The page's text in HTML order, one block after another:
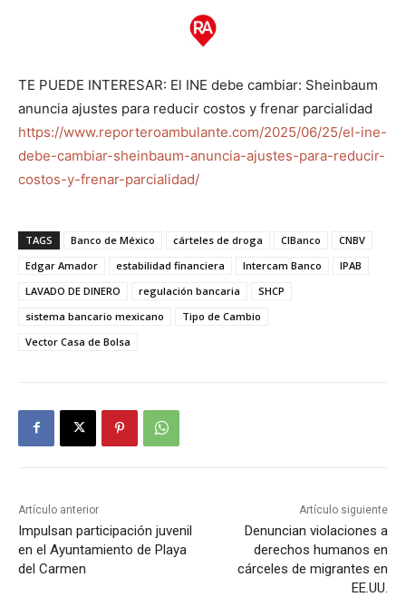
TE PUEDE INTERESAR: El INE debe cambiar: Sheinbaum
anuncia ajustes para reducir costos y frenar parcialidad
https://www.reporteroambulante.com/2025/06/25/el-ine-
debe-cambiar-sheinbaum-anuncia-ajustes-para-reducir-
costos-y-frenar-parcialidad/
TAGS Banco de México cárteles de droga CIBanco
CNBV
Edgar Amador
estabilidad financiera Intercam Banco
IPAB
LAVADO DE DINERO
regulación bancaria
SHCP
sistema bancario mexicano
Tipo de Cambio
Vector Casa de Bolsa
Artículo anterior
Impulsan participación juvenil
en el Ayuntamiento de Playa
del Carmen
Artículo siguiente
Denuncian violaciones a
derechos humanos en
cárceles de migrantes en
EE.UU.